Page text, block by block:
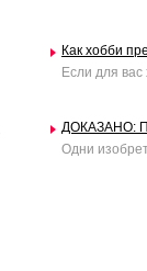
Как хобби
Если для
ДОКАЗАНО:
Одни